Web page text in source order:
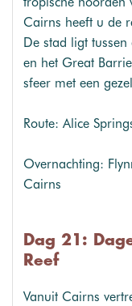
Cairns heeft u de
De stad ligt
en het Great
sfeer met een
Route: Alice
Overnachting:
Cairns
Dag 21:
Reef
Vanuit Cairns